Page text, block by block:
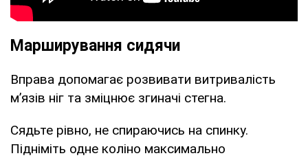
Марширування сидячи
Вправа допомагає розвивати витривалість
м’язів ніг та зміцнює згиначі стегна.
Сядьте рівно, не спираючись на спинку.
Підніміть одне коліно максимально